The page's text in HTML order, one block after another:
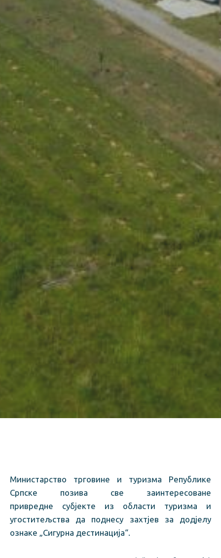
Министарство трговине и туризма Републике
Српске позива све заинтересоване
привредне субјекте из области туризма и
угоститељства да поднесу захтјев за додјелу
ознаке „Сигурна дестинација“.